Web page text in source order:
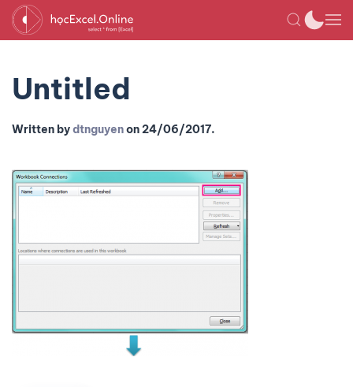
Untitled
Written bydtnguyenon24/06/2017.